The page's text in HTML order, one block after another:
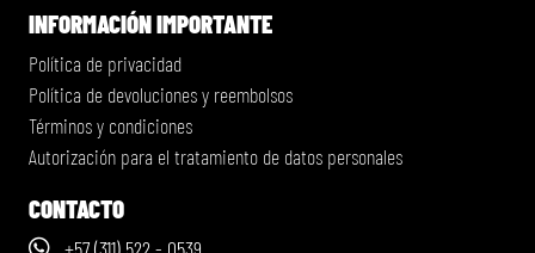
INFORMACIÓN IMPORTANTE
Política de privacidad
Política de devoluciones y reembolsos
Términos y condiciones
Autorización para el tratamiento de datos personales
CONTACTO
+57 (311) 522 - 0539